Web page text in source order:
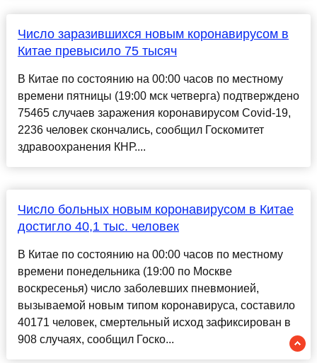
Число заразившихся новым коронавирусом в
Китае превысило 75 тысяч
В Китае по состоянию на 00:00 часов по местному
времени пятницы (19:00 мск четверга) подтверждено
75465 случаев заражения коронавирусом Covid-19,
2236 человек скончались, сообщил Госкомитет
здравоохранения КНР....
Число больных новым коронавирусом в Китае
достигло 40,1 тыс. человек
В Китае по состоянию на 00:00 часов по местному
времени понедельника (19:00 по Москве
воскресенья) число заболевших пневмонией,
вызываемой новым типом коронавируса, составило
40171 человек, смертельный исход зафиксирован в
908 случаях, сообщил Госко...